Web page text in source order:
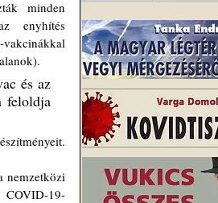
minden
enyhítés
és az
feloldja
COVID-19-